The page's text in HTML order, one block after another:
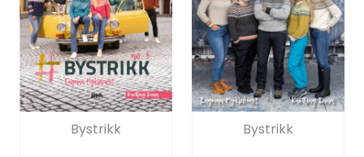
Bystrikk Bystrikk